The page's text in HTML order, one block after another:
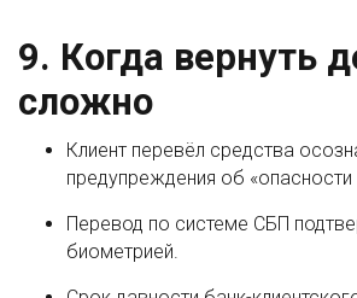
9. Когда вернуть
сложно
Клиент перевёл средства
предупреждения об «опасности
Перевод по системе СБП
биометрией.